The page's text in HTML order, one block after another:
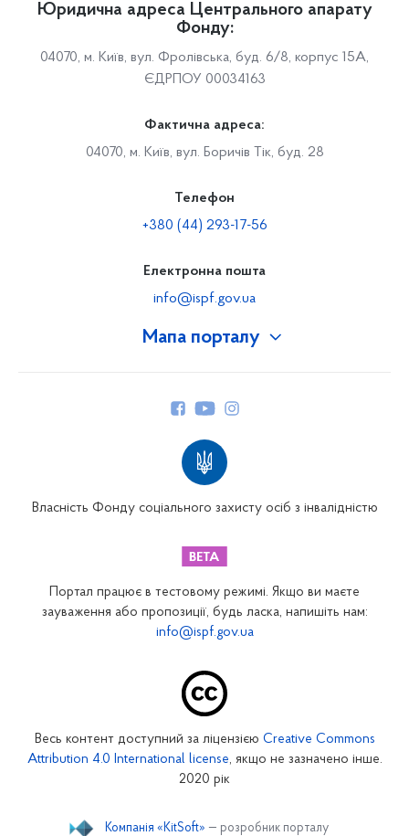
Мапа порталу
Закарпатське відділення
Запорізьке відділення
Кіровоградське відділення
Юридична адреса Центрального апарату
Фонду:
04070, м. Київ, вул. Фролівська, буд. 6/8, корпус 15А,
ЄДРПОУ 00034163
Фактична адреса:
04070, м. Київ, вул. Боричів Тік, буд. 28
Телефон
+380 (44) 293-17-56
Електронна пошта
info@ispf.gov.ua
Власність Фонду соціального захисту осіб з інвалідністю
Портал працює в тестовому режимі. Якщо ви маєте
зауваження або пропозиції, будь ласка, напишіть нам:
info@ispf.gov.ua
Весь контент доступний за ліцензією Creative Commons
Attribution 4.0 International license, якщо не зазначено інше.
2020 рік
Компанія «KitSoft» — розробник порталу